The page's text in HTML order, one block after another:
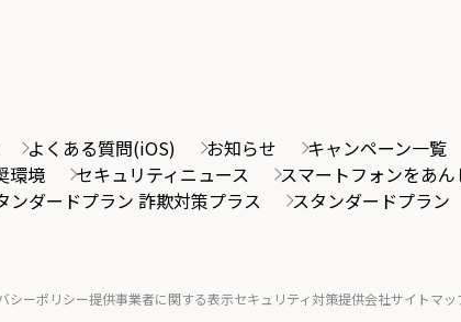
よくある質問(iOS) お知らせ
キャンペーン一覧
環境
セキュリティニュース
スマートフォンをあ
ンダードプラン 詐欺対策プラス スタンダードプラン
シーポリシー提供事業者に関する表示セキュリティ対策提供会社サイトマッ